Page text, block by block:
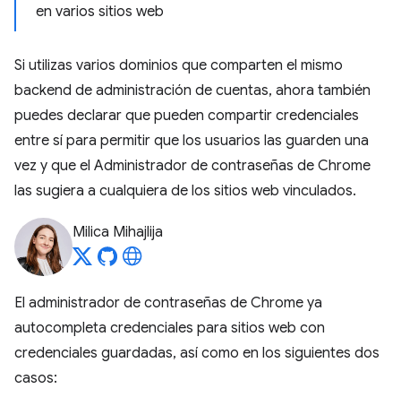
en varios sitios web
Si utilizas varios dominios que comparten el mismo
backend de administración de cuentas, ahora también
puedes declarar que pueden compartir credenciales
entre sí para permitir que los usuarios las guarden una
vez y que el Administrador de contraseñas de Chrome
las sugiera a cualquiera de los sitios web vinculados.
Milica Mihajlija
El administrador de contraseñas de Chrome ya
autocompleta credenciales para sitios web con
credenciales guardadas, así como en los siguientes dos
casos: